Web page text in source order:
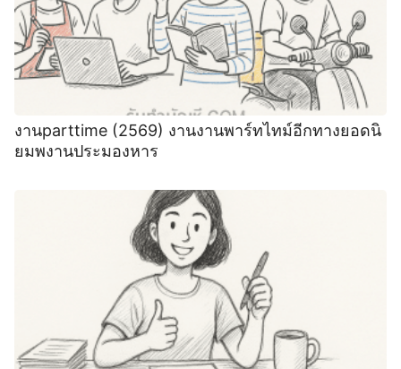
งานparttime (2569) งานงานพาร์ทไทม์อีกทางยอดนิ
ยมพงานประมองหาร